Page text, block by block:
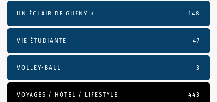
UN ÉCLAIR DE GUENY ⚡️ 148
VIE ÉTUDIANTE 47
VOLLEY-BALL 3
VOYAGES / HÔTEL / LIFESTYLE 443